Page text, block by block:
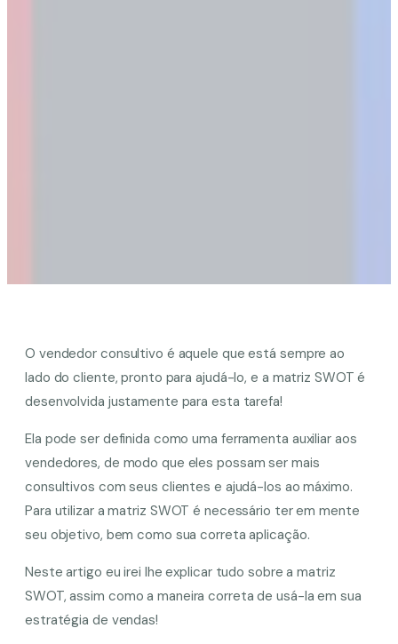
O vendedor consultivo é aquele que está sempre ao
lado do cliente, pronto para ajudá-lo, e a matriz SWOT é
desenvolvida justamente para esta tarefa!
Ela pode ser definida como uma ferramenta auxiliar aos
vendedores, de modo que eles possam ser mais
consultivos com seus clientes e ajudá-los ao máximo.
Para utilizar a matriz SWOT é necessário ter em mente
seu objetivo, bem como sua correta aplicação.
Neste artigo eu irei lhe explicar tudo sobre a matriz
SWOT, assim como a maneira correta de usá-la em sua
estratégia de vendas!